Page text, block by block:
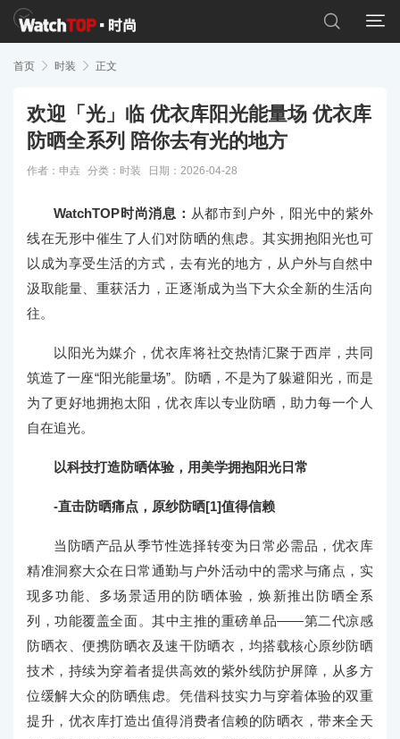


首页  时装  正文
欢迎「光」临 优衣库阳光能量场 优衣库
防晒全系列 陪你去有光的地方
作者：申垚 分类： 时装 日期：2026-04-28
WatchTOP时尚消息： 从都市到户外，阳光中的紫外
线在无形中催生了人们对防晒的焦虑。其实拥抱阳光也可
以成为享受生活的方式，去有光的地方，从户外与自然中
汲取能量、重获活力，正逐渐成为当下大众全新的生活向
往。
以阳光为媒介，优衣库将社交热情汇聚于西岸，共同
筑造了一座“阳光能量场”。防晒，不是为了躲避阳光，而是
为了更好地拥抱太阳，优衣库以专业防晒，助力每一个人
自在追光。
以科技打造防晒体验，用美学拥抱阳光日常
-直击防晒痛点，原纱防晒[1]值得信赖
当防晒产品从季节性选择转变为日常必需品，优衣库
精准洞察大众在日常通勤与户外活动中的需求与痛点，实
现多功能、多场景适用的防晒体验，焕新推出防晒全系
列，功能覆盖全面。其中主推的重磅单品——第二代凉感
防晒衣、便携防晒衣及速干防晒衣，均搭载核心原纱防晒
技术，持续为穿着者提供高效的紫外线防护屏障，从多方
位缓解大众的防晒焦虑。凭借科技实力与穿着体验的双重
提升，优衣库打造出值得消费者信赖的防晒衣，带来全天